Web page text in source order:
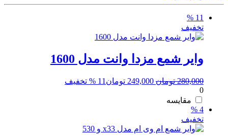
11 %
تخفیف
وایر شمع مزدا وانت مدل 1600
280,000 تومان قیمت
249,000 تومان 11 % تخفیف
0
مقایسه
4 %
تخفیف